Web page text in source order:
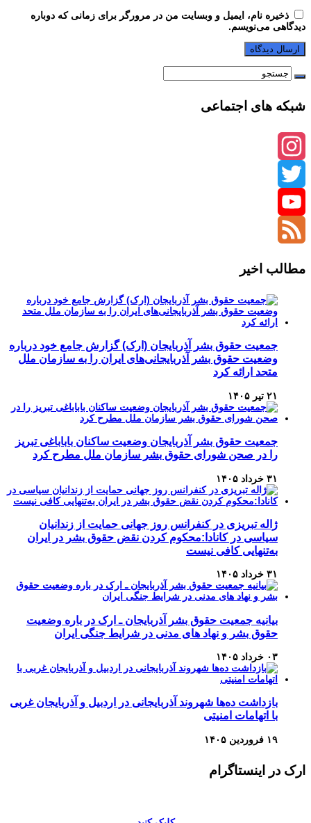
ذخیره نام، ایمیل و وبسایت من در مرورگر برای زمانی که دوباره
دیدگاهی می‌نویسم.
شبکه های اجتماعی
Instagram
Twitter
YouTube
مطالب اخیر
جمعیت حقوق بشر آذربایجان (ارک) گزارش جامع خود درباره
وضعیت حقوق بشر آذربایجانی‌های ایران را به سازمان ملل
متحد ارائه کرد
۲۱ تیر ۱۴۰۵
جمعیت حقوق بشر آذربایجان وضعیت ساکنان باباباغی تبریز
را در صحن شورای حقوق بشر سازمان ملل مطرح کرد
۳۱ خرداد ۱۴۰۵
ژاله تبریزی در کنفرانس روز جهانی حمایت از زندانیان
سیاسی در کانادا:محکوم کردن نقض حقوق بشر در ایران
به‌تنهایی کافی نیست
۳۱ خرداد ۱۴۰۵
بیانیه جمعیت حقوق بشر آذربایجان ـ ارک در باره وضعیت
حقوق بشر و نهاد های مدنی در شرایط جنگی ایران
۰۳ خرداد ۱۴۰۵
بازداشت ده‌ها شهروند آذربایجانی در اردبیل و آذربایجان غربی
با اتهامات امنیتی
۱۹ فروردین ۱۴۰۵
ارک در اینستاگرام